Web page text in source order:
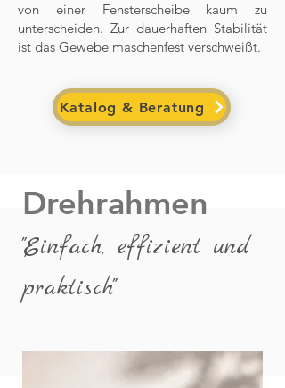
von einer Fensterscheibe kaum zu
unterscheiden. Zur dauerhaften Stabilität
ist das Gewebe maschenfest verschweißt.
Katalog & Beratung
Drehrahmen
"Einfach, effizient und
praktisch"